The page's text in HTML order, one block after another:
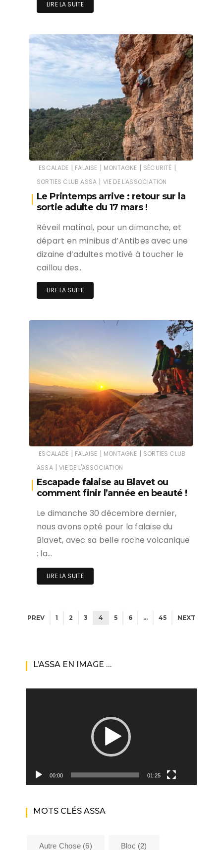
LIRE LA SUITE
ESCALADE | FALAISE | MONTAGNE | SÉCURITÉ |
SORTIES CLUB ASSA | VIE DE L'ASSOCIATION
Le Printemps arrive : retour sur la
sortie adulte du 17 mars !
Réveil matinal, pour un dimanche, et
départ en minibus d’Antibes avec une
dizaine d’adultes motivé à toucher le
caillou des…
LIRE LA SUITE
ESCALADE | FALAISE | MONTAGNE | SORTIES CLUB
ASSA | VIE DE L'ASSOCIATION
Escapade falaise au Blavet ou
comment finir l’année en beauté !
Le dimanche 30 décembre dernier,
nous avons opté pour la falaise du
Blavet, avec sa belle roche volcanique
: la…
LIRE LA SUITE
PREV 1 2 3 4 5 6 … 45 NEXT
L’ASSA EN IMAGE …
00:00 01:25
MOTS CLÉS ASSA
Autre Chose(6) Bloc (2)